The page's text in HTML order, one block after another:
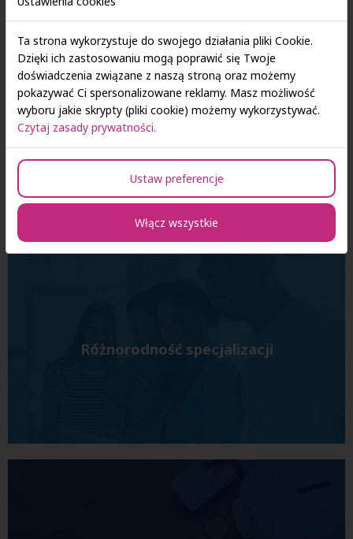
Stałe uczenie się i rozwój
Różnorodność specjalizacji
Ta strona wykorzystuje do swojego działania pliki Cookie.
Dzięki ich zastosowaniu mogą poprawić się Twoje
doświadczenia związane z naszą stroną oraz możemy
pokazywać Ci spersonalizowane reklamy. Masz możliwość
wyboru jakie skrypty (pliki cookie) możemy wykorzystywać.
Czytaj zasady prywatności.
Ustaw preferencje
Włącz wszystkie